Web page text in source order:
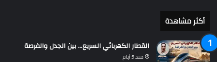
أكثر مشاهدة
القطار الكهربائي السريع… بين الجدل والفرصة
منذ 5 أيام